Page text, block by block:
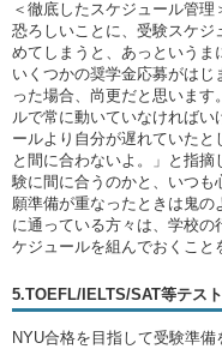
＜徹底したスケジュール管理
恐ろしいことに、受験スケ
めてしまうと、あっというま
いくつかの奨学金応募がは
った場合、尚更だと思いま
ルで常に動いていなければい
ールより自分が遅れていた
と間に合わないよ。」と指
験に間に合うのかと、いつも
願準備が重なったときは鬼
に通っている方々は、学校の
ケジュールを組んでおくこと
5.TOEFL/IELTS/SAT等テス
NYU合格を目指して受験準